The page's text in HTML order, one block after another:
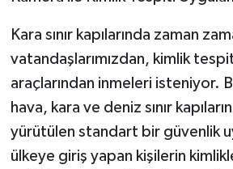
Kara sınır kapılarında zaman
vatandaşlarımızdan, kimlik
araçlarından inmeleri isteniyor.
hava, kara ve deniz sınır
yürütülen standart bir güvenlik
ülkeye giriş yapan kişilerin